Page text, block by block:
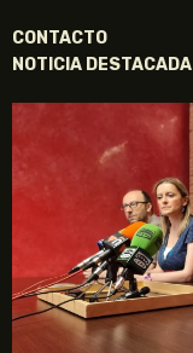
CONTACTO
NOTICIA DESTACADA